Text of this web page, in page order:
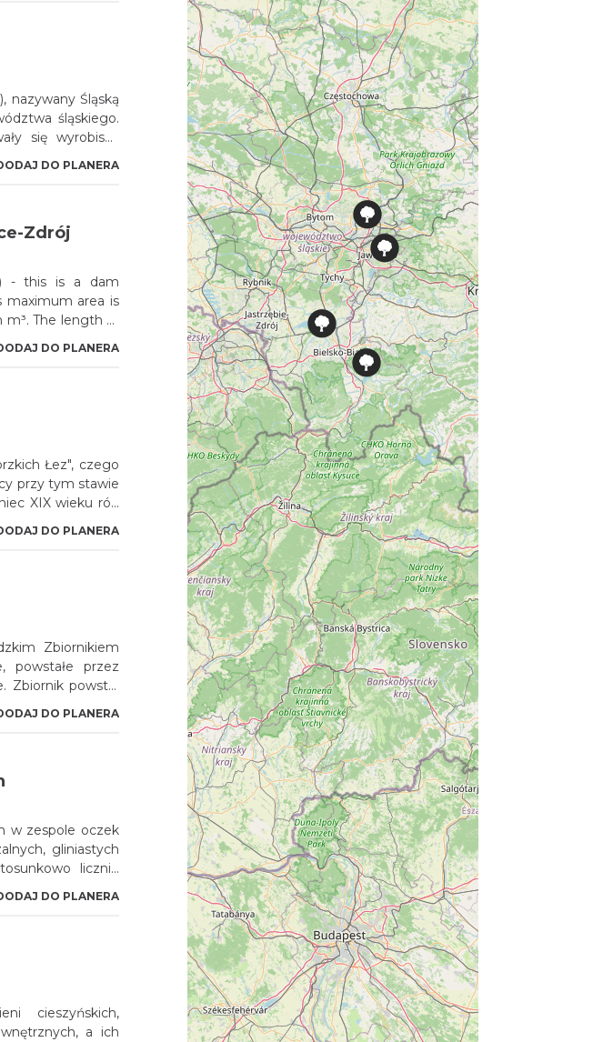
nazywany Śląską
śląskiego.
się wyrobiska
park zachwyca
DO PLANERA
Zdrój
- this is a dam
maximum area is
The length of
to the part of
water supply, it
DO PLANERA
Łez", czego
przy tym stawie
XIX wieku ród
aby upamiętnić
do Złotego
z nich
do Rezerwatu
znajduje się
błonia,
jak : święto
DO PLANERA
Zbiornikiem
powstałe przez
Zbiornik powstał
a po
należące
DO PLANERA
w zespole oczek
gliniastych
licznie
To jedyne
DO PLANERA
cieszyńskich,
a ich